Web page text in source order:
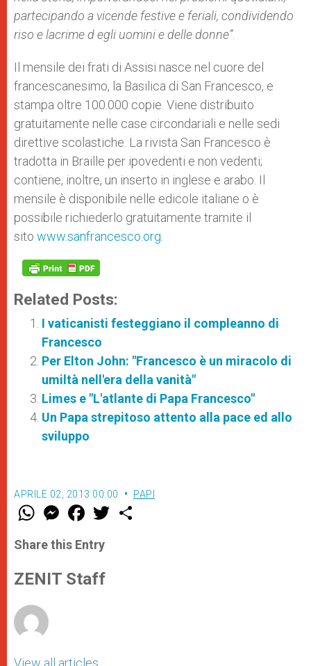
partecipando a vicende festive e feriali, condividendo
riso e lacrime d egli uomini e delle donne”.
Il mensile dei frati di Assisi nasce nel cuore del
francescanesimo, la Basilica di San Francesco, e
stampa oltre 100.000 copie. Viene distribuito
gratuitamente nelle case circondariali e nelle sedi
direttive scolastiche. La rivista San Francesco è
tradotta in Braille per ipovedenti e non vedenti;
contiene, inoltre, un inserto in inglese e arabo. Il
mensile è disponibile nelle edicole italiane o è
possibile richiederlo gratuitamente tramite il
sito www.sanfrancesco.org
Related Posts:
I vaticanisti festeggiano il compleanno di
Francesco
Per Elton John: "Francesco è un miracolo di
umiltà nell'era della vanità"
Limes e "L'atlante di Papa Francesco"
Un Papa strepitoso attento alla pace ed allo
sviluppo
APRILE 02, 2013 00:00 PAPI
W
t
s
p
p
M
e
s
e
g
e
F
a
e
b
o
k
w
Share this Entry
ZENIT Staff
View all articles